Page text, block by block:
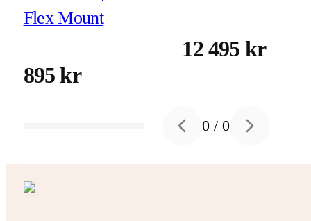
Flex Mount
895 kr
12 495 kr
Previous slide
0 /0 Next slide